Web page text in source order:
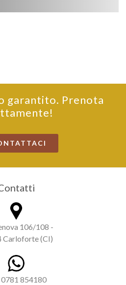
garantito. Prenota
106/108 -
Carloforte (CI)
854180